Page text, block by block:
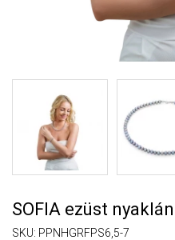
SOFIA ezüst
SKU: PPNHGRFPS6,5-7